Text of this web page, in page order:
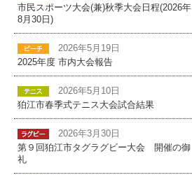
市民スポーツ大会(兼)秋季大会日程(2026年
8月30日)
2026年5月19日
2025年度 市内大会報告
2026年5月10日
狛江市春季式テニス大会試合結果
2026年3月30日
第９回狛江市タグラグビー大会 開催の御
礼